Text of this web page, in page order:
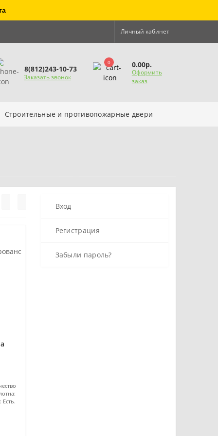
Личный кабинет
8(812)243-10-73
Заказать звонок
0 0.00р.
Оформить
заказ
Строительные и противопожарные двери
Есть.
Вход
Регистрация
Забыли пароль?